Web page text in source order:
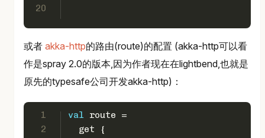
20
或者 akka-http的路由(route)的配置 (akka-http可以看
作是spray 2.0的版本,因为作者现在在lightbend,也就是
原先的typesafe公司开发akka-http)：
1
2
val
route =
  get {